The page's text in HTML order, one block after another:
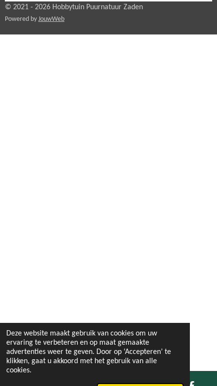
Deze website maakt gebruik van cookies om uw
ervaring te verbeteren en op maat gemaakte
advertenties weer te geven. Door op ‘Accepteren’ te
klikken, gaat u akkoord met het gebruik van alle
cookies.
© 2021 - 2026 Hobbytuin Puurnatuur Zaden
Powered by JouwWeb